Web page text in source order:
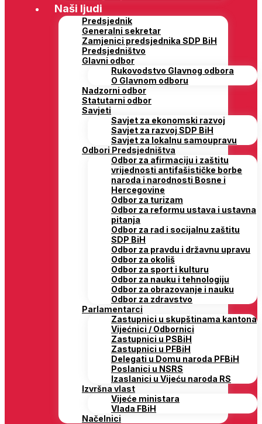
Naši ljudi
Predsjednik
Generalni sekretar
Zamjenici predsjednika SDP BiH
Predsjedništvo
Glavni odbor
Rukovodstvo Glavnog odbora
O Glavnom odboru
Nadzorni odbor
Statutarni odbor
Savjeti
Savjet za ekonomski razvoj
Savjet za razvoj SDP BiH
Savjet za lokalnu samoupravu
Odbori Predsjedništva
Odbor za afirmaciju i zaštitu
vrijednosti antifašističke borbe
naroda i narodnosti Bosne i
Hercegovine
Odbor za turizam
Odbor za reformu ustava i ustavna
pitanja
Odbor za rad i socijalnu zaštitu
SDP BiH
Odbor za pravdu i državnu upravu
Odbor za okoliš
Odbor za sport i kulturu
Odbor za nauku i tehnologiju
Odbor za obrazovanje i nauku
Odbor za zdravstvo
Parlamentarci
Zastupnici u skupštinama kantona
Vijećnici / Odbornici
Zastupnici u PSBiH
Zastupnici u PFBiH
Delegati u Domu naroda PFBiH
Poslanici u NSRS
Izaslanici u Vijeću naroda RS
Izvršna vlast
Vijeće ministara
Vlada FBiH
Načelnici